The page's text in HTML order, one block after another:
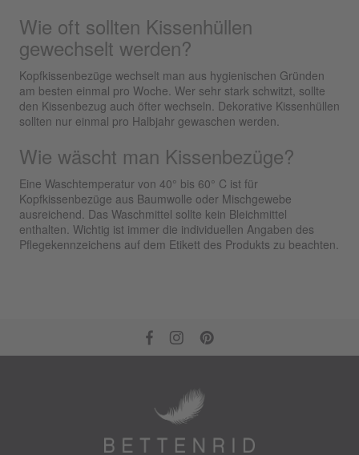
Wie oft sollten Kissenhüllen
gewechselt werden?
Kopfkissenbezüge wechselt man aus hygienischen Gründen
am besten einmal pro Woche. Wer sehr stark schwitzt, sollte
den Kissenbezug auch öfter wechseln. Dekorative Kissenhüllen
sollten nur einmal pro Halbjahr gewaschen werden.
Wie wäscht man Kissenbezüge?
Eine Waschtemperatur von 40° bis 60° C ist für
Kopfkissenbezüge aus Baumwolle oder Mischgewebe
ausreichend. Das Waschmittel sollte kein Bleichmittel
enthalten. Wichtig ist immer die individuellen Angaben des
Pflegekennzeichens auf dem Etikett des Produkts zu beachten.